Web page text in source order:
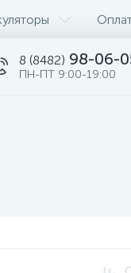
8 (8482) 98-06-
ПН-ПТ 9:00-19:00